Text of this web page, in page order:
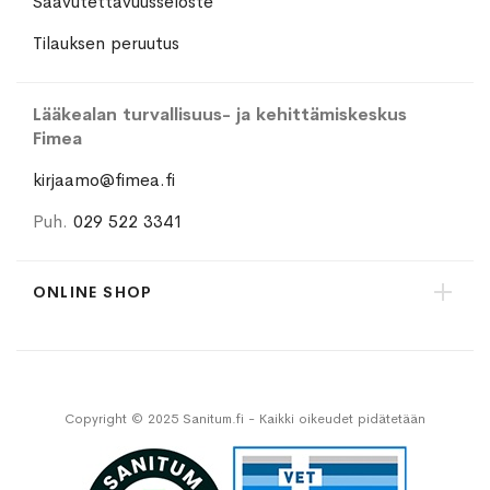
Tilauksen peruutus
Lääkealan turvallisuus- ja kehittämiskeskus
Fimea
kirjaamo@fimea.fi
Puh. 029 522 3341
ONLINE SHOP
Copyright © 2025 Sanitum.fi - Kaikki oikeudet pidätetään